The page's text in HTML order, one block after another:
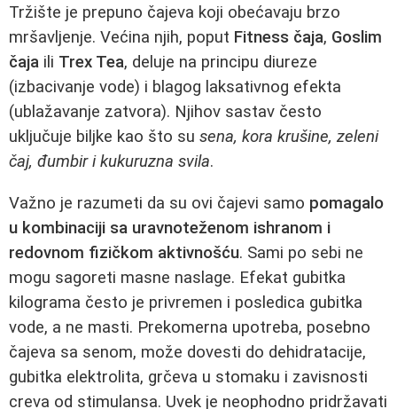
Tržište je prepuno čajeva koji obećavaju brzo
mršavljenje. Većina njih, poput Fitness čaja, Goslim
čaja ili Trex Tea, deluje na principu diureze
(izbacivanje vode) i blagog laksativnog efekta
(ublažavanje zatvora). Njihov sastav često
uključuje biljke kao što su sena, kora krušine, zeleni
čaj, đumbir i kukuruzna svila.
Važno je razumeti da su ovi čajevi samo pomagalo
u kombinaciji sa uravnoteženom ishranom i
redovnom fizičkom aktivnošću. Sami po sebi ne
mogu sagoreti masne naslage. Efekat gubitka
kilograma često je privremen i posledica gubitka
vode, a ne masti. Prekomerna upotreba, posebno
čajeva sa senom, može dovesti do dehidratacije,
gubitka elektrolita, grčeva u stomaku i zavisnosti
creva od stimulansa. Uvek je neophodno pridržavati